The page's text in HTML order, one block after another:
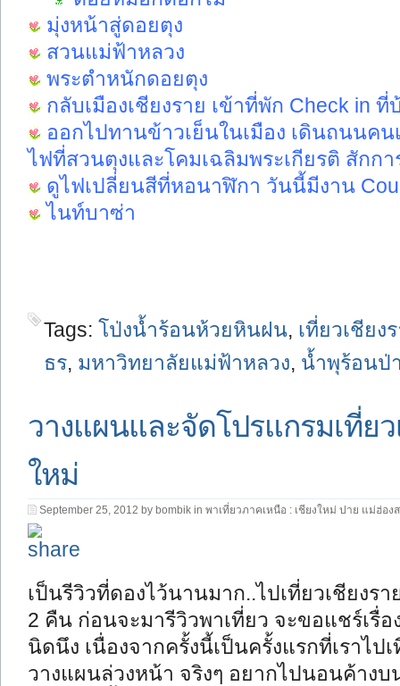
มุ่งหน้าสู่ดอยตุง
สวนแม่ฟ้าหลวง
พระตำหนักดอยตุง
กลับเมืองเชียงราย เข้าที่พัก Check in
ออกไปทานข้าวเย็นในเมือง เดินถนนคน
ไฟที่สวนตุงและโคมเฉลิมพระเกียรติ สักก
ดูไฟเปลี่ยนสีที่หอนาฬิกา วันนี้มีงาน
ไนท์บาซ่า
Tags: โป่งน้ำร้อนห้วยหินฝน, เที่ยวเชียง
ธร, มหาวิทยาลัยแม่ฟ้าหลวง, น้ำพุร้อนป่
วางแผนและจัดโปรแกรมเที่ย
ใหม่
September 25, 2012 by bombik in พาเที่ยวภาคเหนือ : เชียงใหม่ ปาย แม่ฮ่อง
เป็นรีวิวที่ดองไว้นานมาก..ไปเที่ยวเชียงร
2 คืน ก่อนจะมารีวิวพาเที่ยว จะขอแชร์เรื่อ
นิดนึง เนื่องจากครั้งนี้เป็นครั้งแรกที่เราไป
วางแผนล่วงหน้า จริงๆ อยากไปนอนค้าง